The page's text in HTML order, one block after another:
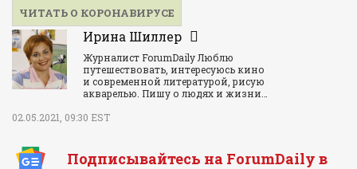
ЧИТАТЬ О КОРОНАВИРУСЕ
Ирина Шиллер
Журналист ForumDaily Люблю
путешествовать, интересуюсь кино
и современной литературой, рисую
акварелью. Пишу о людях и жизни…
02.05.2021, 09:30 EST
Подписывайтесь на ForumDaily в